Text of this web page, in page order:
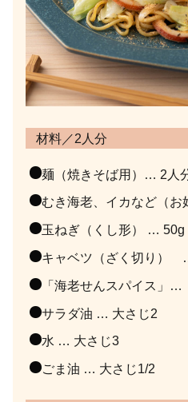
材料／2人分
麺（焼きそば用）… 2人
むき海老、イカなど（
玉ねぎ（くし形） … 50g
キャベツ（ざく切り）
「海老せんスパイス」
サラダ油 … 大さじ2
水 … 大さじ3
ごま油 … 大さじ1/2